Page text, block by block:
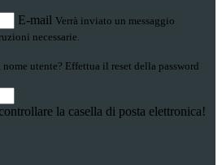
E-mail Verrà inviato un messaggio
necessarie.
utente? Effettua il reset della password
la casella di posta elettronica!